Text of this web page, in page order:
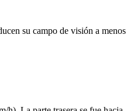
su campo de visión a menos